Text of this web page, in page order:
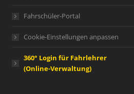
Fahrschüler-Portal
Cookie-Einstellungen anpassen
360° Login für Fahrlehrer
(Online-Verwaltung)